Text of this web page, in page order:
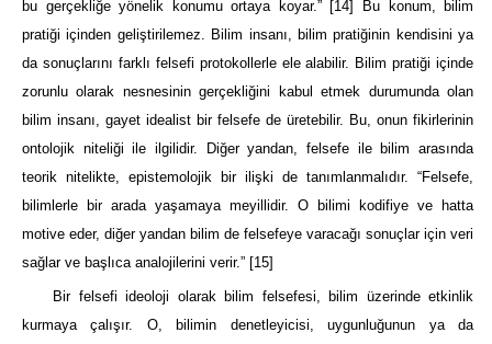
bu gerçekliğe yönelik konumu ortaya koyar.”
[14]
Bu konum, bilim
pratiği içinden geliştirilemez. Bilim insanı, bilim pratiğinin kendisini ya
da sonuçlarını farklı felsefi protokollerle ele alabilir. Bilim pratiği içinde
zorunlu olarak nesnesinin gerçekliğini kabul etmek durumunda olan
bilim insanı, gayet idealist bir felsefe de üretebilir. Bu, onun fikirlerinin
ontolojik niteliği ile ilgilidir. Diğer yandan, felsefe ile bilim arasında
teorik nitelikte, epistemolojik bir ilişki de tanımlanmalıdır. “Felsefe,
bilimlerle bir arada yaşamaya meyillidir. O bilimi kodifiye ve hatta
motive eder, diğer yandan bilim de felsefeye varacağı sonuçlar için veri
sağlar ve başlıca analojilerini verir.” [15]
Bir felsefi ideoloji olarak bilim felsefesi, bilim üzerinde etkinlik
kurmaya çalışır. O, bilimin denetleyicisi, uygunluğunun ya da